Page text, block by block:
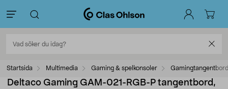
Startsida Multimedia Gaming & spelkonsoler Gamingtangentbord
Deltaco Gaming GAM-021-RGB-P tangentbord,